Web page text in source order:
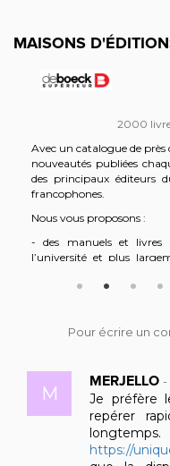
MAISONS
2000
Avec un catalogue de près
nouveautés publiées
des principaux éditeurs
francophones.
Nous vous proposons :
- des manuels et livres
l’université et plus
- des livres pour les
curieux ou passionnés :
Pour écrire un
M
MERJELLO -
Je préfère
repérer
https://